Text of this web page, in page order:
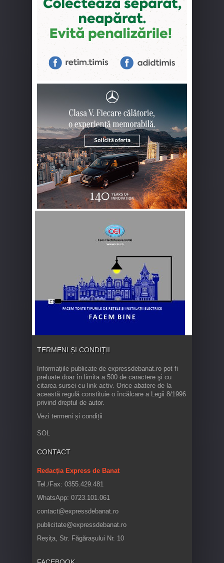
TERMENI ȘI CONDIȚII
Informaţiile publicate de expressdebanat.ro pot fi
preluate doar în limita a 500 de caractere şi cu
citarea sursei cu link activ. Orice abatere de la
această regulă constituie o încălcare a Legii 8/1996
privind dreptul de autor.
Vezi termeni și condiții
SOL
CONTACT
Redacția Express de Banat
Tel./Fax: 0355.429.481
WhatsApp: 0723.101.061
contact@expressdebanat.ro
publicitate@expressdebanat.ro
Reșița, Str. Făgărașului Nr. 10